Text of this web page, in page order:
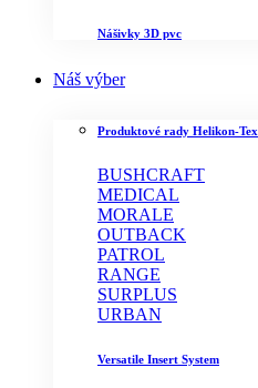
Nášivky 3D pvc
Náš výber
Produktové rady Helikon-Tex
BUSHCRAFT
MEDICAL
MORALE
OUTBACK
PATROL
RANGE
SURPLUS
URBAN
Versatile Insert System